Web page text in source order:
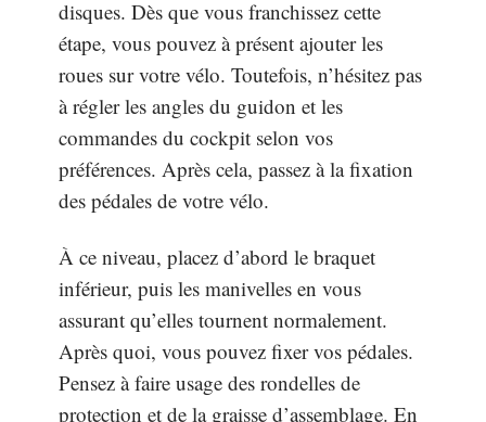
disques. Dès que vous franchissez cette
étape, vous pouvez à présent ajouter les
roues sur votre vélo. Toutefois, n’hésitez pas
à régler les angles du guidon et les
commandes du cockpit selon vos
préférences. Après cela, passez à la fixation
des pédales de votre vélo.
À ce niveau, placez d’abord le braquet
inférieur, puis les manivelles en vous
assurant qu’elles tournent normalement.
Après quoi, vous pouvez fixer vos pédales.
Pensez à faire usage des rondelles de
protection et de la graisse d’assemblage. En